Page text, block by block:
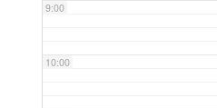
9:00
10:00